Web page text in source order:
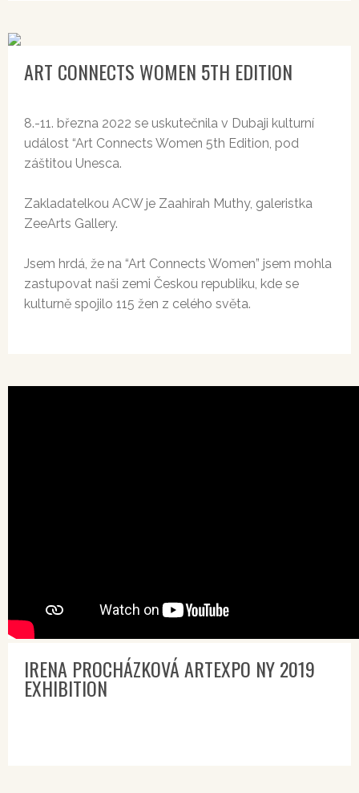
ART CONNECTS WOMEN 5TH EDITION
8.-11. března 2022 se uskutečnila v Dubaji kulturní
událost “Art Connects Women 5th Edition, pod
záštitou Unesca.
Zakladatelkou ACW je Zaahirah Muthy, galeristka
ZeeArts Gallery.
Jsem hrdá, že na “Art Connects Women” jsem mohla
zastupovat naši zemi Českou republiku, kde se
kulturně spojilo 115 žen z celého světa.
IRENA PROCHÁZKOVÁ ARTEXPO NY 2019
EXHIBITION